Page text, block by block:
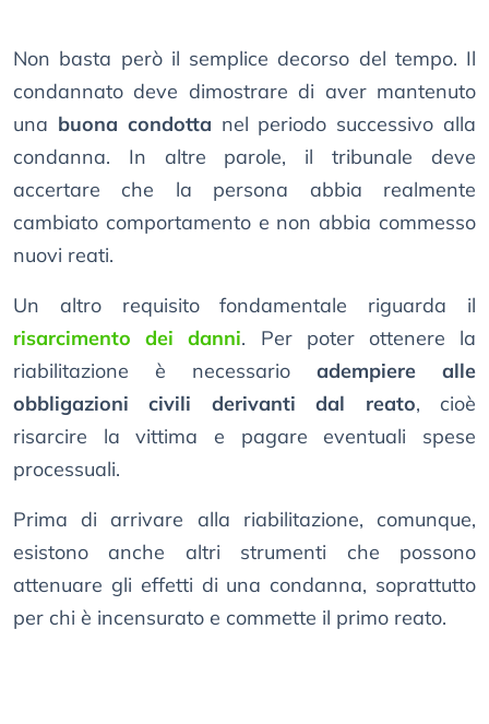
Non basta però il semplice decorso del tempo. Il
condannato deve dimostrare di aver mantenuto
una buona condotta nel periodo successivo alla
condanna. In altre parole, il tribunale deve
accertare che la persona abbia realmente
cambiato comportamento e non abbia commesso
nuovi reati.
Un altro requisito fondamentale riguarda il
risarcimento dei danni. Per poter ottenere la
riabilitazione è necessario adempiere alle
obbligazioni civili derivanti dal reato, cioè
risarcire la vittima e pagare eventuali spese
processuali.
Prima di arrivare alla riabilitazione, comunque,
esistono anche altri strumenti che possono
attenuare gli effetti di una condanna, soprattutto
per chi è incensurato e commette il primo reato.